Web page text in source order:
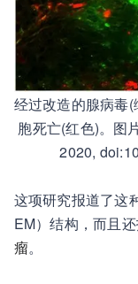
经过改造的腺病毒
胞死亡(红色)。图
2020,
这项研究报道了这
EM）结构，而且
瘤。